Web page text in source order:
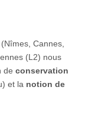
Cannes,
(L2) nous
de conservation
et la notion de